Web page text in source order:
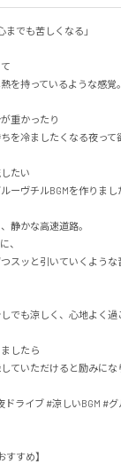
までも苦しくなる」
を持っているような感覚。
重かったり
を冷ましたくなる夜って
たい
ーヴチルBGMを作りまし
静かな高速道路。
、
スッと引いていくような
でも涼しく、心地よく過
したら
ていただけると励みにな
ドライブ #涼しいBGM #
すすめ】